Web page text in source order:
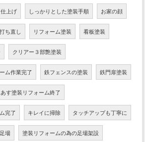
上げ しっかりとした塗装手順 お家の顔
ち直し リフォーム塗装 看板塗装
クリアー３部艶塗装
ム作業完了 鉄フェンスの塗装 鉄門扉塗装
あす塗装リフォーム終了
完了 キレイに掃除 タッチアップも丁寧に
場 塗装リフォームの為の足場架設